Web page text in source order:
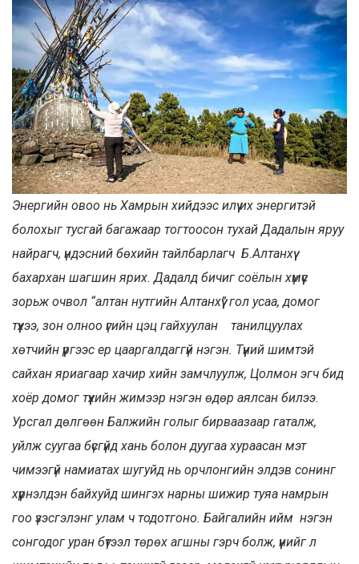
Энергийн овоо нь Хамрын хийдээс илүү их энергитэй
болохыг тусгай багажаар тогтоосон тухай Дадалын яруу
найрагч, үндэсний бөхийн тайлбарлагч Б.Алтанхүү
бахархан шагшин ярих. Дадалд бичиг соёлын хүмүүс
зорьж очвол “алтан нутгийн Алтанхүү” гол усаа, домог
түүхээ, зон олноо үгийн цэц гайхуулан танилцуулах
хөтчийн үүргээс ер цааргалдаггүй нэгэн. Түүний шимтэй
сайхан яриагаар хачир хийн замчлуулж, Цолмон эгч бид
хоёр домог түүхийн жимээр нэгэн өдөр аялсан билээ.
Урсгал дөлгөөн Балжийн голыг бирваазаар гаталж,
уйлж суугаа бүсгүйд хань болон дуугаа хураасан мэт
чимээгүй намиатах шугуйд нь орчлонгийн элдэв сонинг
хүүрнэлдэн байхуйд шингэх нарны шижир туяа намрын
гоо үзэсгэлэнг улам ч тодотгоно. Байгалийн ийм нэгэн
сонгодог уран бүтээл төрөх агшны гэрч болж, үүнийг л